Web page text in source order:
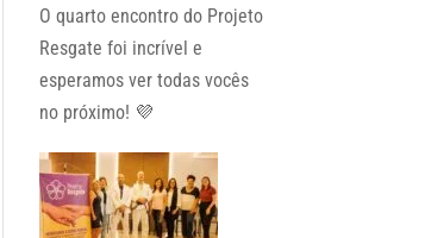
O quarto encontro do Projeto
Resgate foi incrível e
esperamos ver todas vocês
no próximo! 💜